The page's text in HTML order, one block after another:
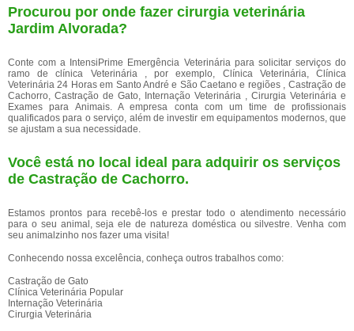
Procurou por onde fazer cirurgia veterinária
Jardim Alvorada?
Conte com a IntensiPrime Emergência Veterinária para solicitar serviços do
ramo de clínica Veterinária , por exemplo, Clínica Veterinária, Clínica
Veterinária 24 Horas em Santo André e São Caetano e regiões , Castração de
Cachorro, Castração de Gato, Internação Veterinária , Cirurgia Veterinária e
Exames para Animais. A empresa conta com um time de profissionais
qualificados para o serviço, além de investir em equipamentos modernos, que
se ajustam a sua necessidade.
Você está no local ideal para adquirir os serviços
de Castração de Cachorro.
Estamos prontos para recebê-los e prestar todo o atendimento necessário
para o seu animal, seja ele de natureza doméstica ou silvestre. Venha com
seu animalzinho nos fazer uma visita!
Conhecendo nossa excelência, conheça outros trabalhos como:
Castração de Gato
Clínica Veterinária Popular
Internação Veterinária
Cirurgia Veterinária